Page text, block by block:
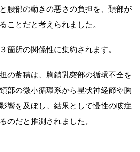
腰部の動きの悪さの負担を、頚部が
ことだと考えられました。
箇所の関係性に集約されます。
の蓄積は、胸鎖乳突部の循環不全を
部の微小循環系から星状神経節や胸
響を及ぼし、結果として慢性の咳症
のだと推測されました。